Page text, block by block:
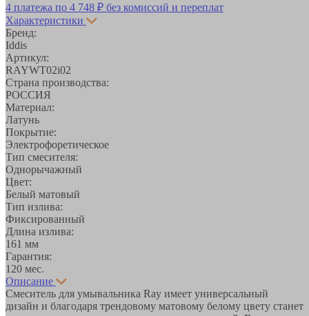
4 платежа по 4 748 ₽ без комиссий и переплат
Характеристики
Бренд:
Iddis
Артикул:
RAYWT02i02
Страна производства:
РОССИЯ
Материал:
Латунь
Покрытие:
Электрофоретическое
Тип смесителя:
Однорычажный
Цвет:
Белый матовый
Тип излива:
Фиксированный
Длина излива:
161 мм
Гарантия:
120 мес.
Описание
Смеситель для умывальника Ray имеет универсальный
дизайн и благодаря трендовому матовому белому цвету станет